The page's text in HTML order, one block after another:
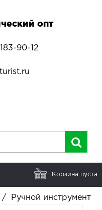
опт
90-12
Корзина пуста
/ Ручной инструмент